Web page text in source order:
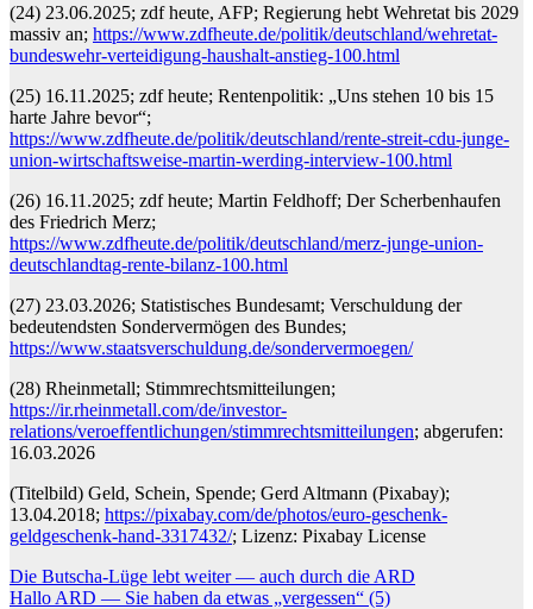
(24) 23.06.2025; zdf heute, AFP; Regierung hebt Wehretat bis 2029
massiv an; https://www.zdfheute.de/politik/deutschland/wehretat-
bundeswehr-verteidigung-haushalt-anstieg-100.html
(25) 16.11.2025; zdf heute; Rentenpolitik: „Uns stehen 10 bis 15
harte Jahre bevor“;
https://www.zdfheute.de/politik/deutschland/rente-streit-cdu-junge-
union-wirtschaftsweise-martin-werding-interview-100.html
(26) 16.11.2025; zdf heute; Martin Feldhoff; Der Scherbenhaufen
des Friedrich Merz;
https://www.zdfheute.de/politik/deutschland/merz-junge-union-
deutschlandtag-rente-bilanz-100.html
(27) 23.03.2026; Statistisches Bundesamt; Verschuldung der
bedeutendsten Sondervermögen des Bundes;
https://www.staatsverschuldung.de/sondervermoegen/
(28) Rheinmetall; Stimmrechtsmitteilungen;
https://ir.rheinmetall.com/de/investor-
relations/veroeffentlichungen/stimmrechtsmitteilungen; abgerufen:
16.03.2026
(Titelbild) Geld, Schein, Spende; Gerd Altmann (Pixabay);
13.04.2018; https://pixabay.com/de/photos/euro-geschenk-
geldgeschenk-hand-3317432/; Lizenz: Pixabay License
Beitragsnavigation
Die Butscha-Lüge lebt weiter — auch durch die ARD
Hallo ARD — Sie haben da etwas „vergessen“ (5)